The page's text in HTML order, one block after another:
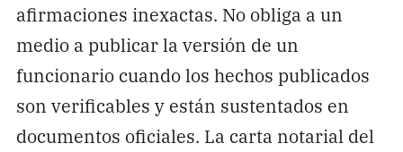
afirmaciones inexactas. No obliga a un
medio a publicar la versión de un
funcionario cuando los hechos publicados
son verificables y están sustentados en
documentos oficiales. La carta notarial del